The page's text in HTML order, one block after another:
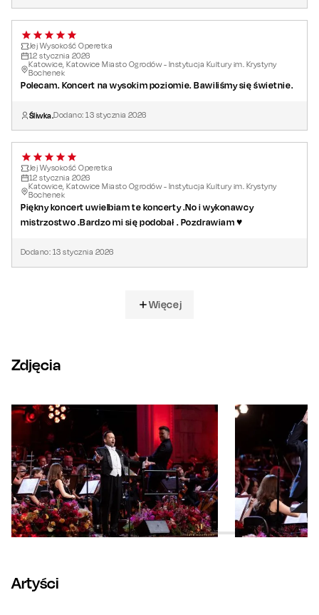
Jej Wysokość Operetka
12 stycznia 2026
Katowice, Katowice Miasto Ogrodów - Instytucja Kultury im. Krystyny
Bochenek
Polecam. Koncert na wysokim poziomie. Bawiliśmy się świetnie.
Śliwka.Dodano:13 stycznia 2026
Jej Wysokość Operetka
12 stycznia 2026
Katowice, Katowice Miasto Ogrodów - Instytucja Kultury im. Krystyny
Bochenek
Piękny koncert uwielbiam te koncerty .No i wykonawcy
mistrzostwo .Bardzo mi się podobał . Pozdrawiam ♥️
Dodano: 13 stycznia 2026
Więcej
Zdjęcia
Artyści